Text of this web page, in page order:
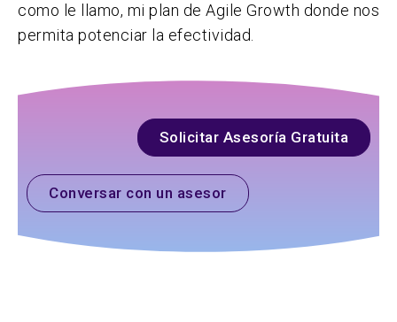
como le llamo, mi plan de Agile Growth donde nos
permita potenciar la efectividad.
Solicitar Asesoría Gratuita
Conversar con un asesor